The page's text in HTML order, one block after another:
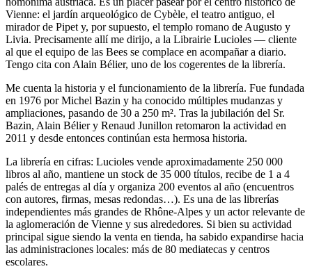
Vienne: el jardín arqueológico de Cybèle, el teatro antiguo, el
mirador de Pipet y, por supuesto, el templo romano de Augusto y
Livia. Precisamente allí me dirijo, a la Librairie Lucioles — cliente
al que el equipo de las Bees se complace en acompañar a diario.
Tengo cita con Alain Bélier, uno de los cogerentes de la librería.
Me cuenta la historia y el funcionamiento de la librería. Fue fundada
en 1976 por Michel Bazin y ha conocido múltiples mudanzas y
ampliaciones, pasando de 30 a 250 m². Tras la jubilación del Sr.
Bazin, Alain Bélier y Renaud Junillon retomaron la actividad en
2011 y desde entonces continúan esta hermosa historia.
La librería en cifras: Lucioles vende aproximadamente 250 000
libros al año, mantiene un stock de 35 000 títulos, recibe de 1 a 4
palés de entregas al día y organiza 200 eventos al año (encuentros
con autores, firmas, mesas redondas…). Es una de las librerías
independientes más grandes de Rhône-Alpes y un actor relevante de
la aglomeración de Vienne y sus alrededores. Si bien su actividad
principal sigue siendo la venta en tienda, ha sabido expandirse hacia
las administraciones locales: más de 80 mediatecas y centros
escolares.